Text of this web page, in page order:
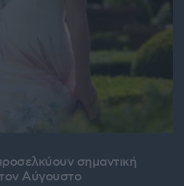
σημαντική
τον Αύγουστο